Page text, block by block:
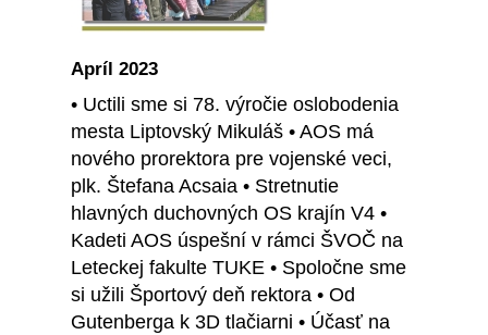
Apríl 2023
• Uctili sme si 78. výročie oslobodenia
mesta Liptovský Mikuláš • AOS má
nového prorektora pre vojenské veci,
plk. Štefana Acsaia • Stretnutie
hlavných duchovných OS krajín V4 •
Kadeti AOS úspešní v rámci ŠVOČ na
Leteckej fakulte TUKE • Spoločne sme
si užili Športový deň rektora • Od
Gutenberga k 3D tlačiarni • Účasť na